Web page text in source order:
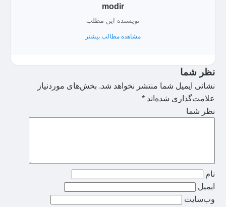
modir
نویسنده این مطلب
مشاهده مطالب بیشتر
نظر شما
نشانی ایمیل شما منتشر نخواهد شد. بخش‌های موردنیاز
علامت‌گذاری شده‌اند *
نظر شما
نام
ایمیل
وب‌سایت